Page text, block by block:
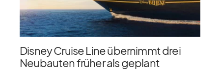
Disney Cruise Line übernimmt drei
Neubauten früher als geplant